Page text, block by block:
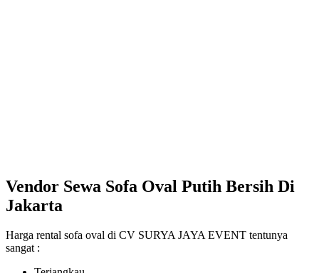
Vendor Sewa Sofa Oval Putih Bersih Di
Jakarta
Harga rental sofa oval di CV SURYA JAYA EVENT tentunya
sangat :